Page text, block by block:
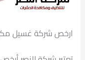
ارخص شركة غسيل